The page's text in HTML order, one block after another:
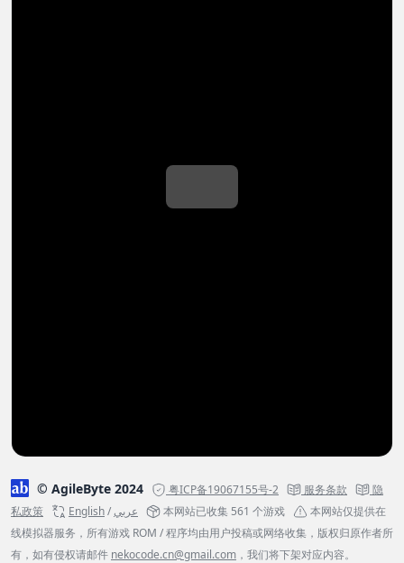
© AgileByte 2024 粤ICP备19067155号-2 服务条款
隐
私政策
English/عربي 本网站已收集 561 个游戏
本网站仅提供在
线模拟器服务，所有游戏 ROM / 程序均由用户投稿或网络收集，版权归原作者所
有，如有侵权请邮件 nekocode.cn@gmail.com ，我们将下架对应内容。